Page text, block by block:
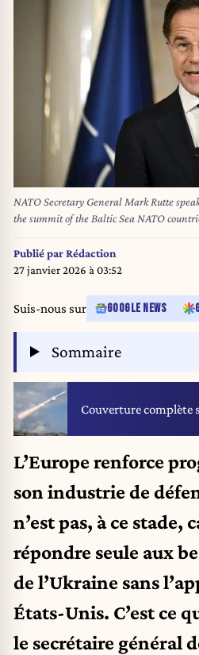
NATO Secretary General Mark Rutte
the summit of the Baltic Sea NATO
Helsinki, Finland, on January 14, 2025.
security of the Baltic Sea region, especially
critical underwater infrastructure. (Photo
Publié parRédaction
27 janvier 2026 à 03:52
Suis-nous sur GOOGLE NEWS
Sommaire
Couverture complète
L’Europe renforce
son industrie de
n’est pas, à ce stade,
répondre seule aux
de l’Ukraine sans
États-Unis. C’est ce
le secrétaire général